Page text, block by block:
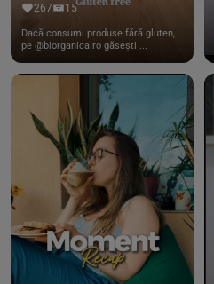
267 15
Dacă consumi produse fără gluten,
pe @biorganica.ro găsești ...